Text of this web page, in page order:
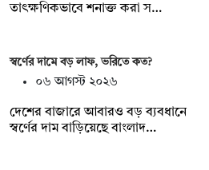
তাৎক্ষণিকভাবে শনাক্ত করা স…
স্বর্ণের দামে বড় লাফ, ভরিতে কত?
০৬ আগস্ট ২০২৬
দেশের বাজারে আবারও বড় ব্যবধানে
স্বর্ণের দাম বাড়িয়েছে বাংলাদ…